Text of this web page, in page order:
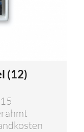
(12)